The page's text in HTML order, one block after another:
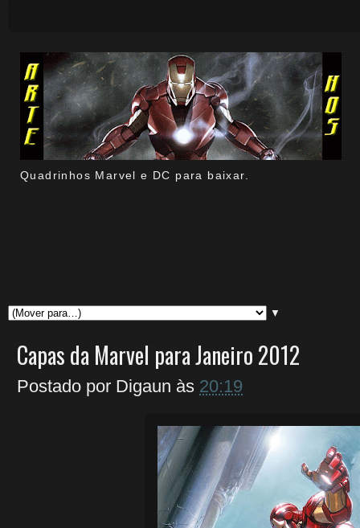
Quadrinhos Marvel e DC para baixar.
▼
Capas da Marvel para Janeiro 2012
Postado por Digaun às 20:19